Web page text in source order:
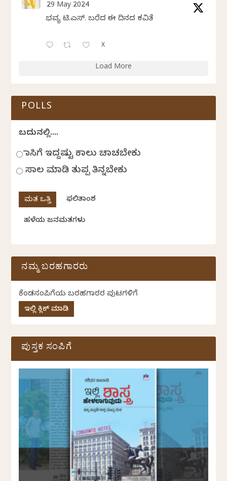
29 May 2024
ಭವ್ಯ ಟಿ.ಎಸ್. ಬರೆದ ಈ ದಿನದ ಕವಿತೆ
X
Load More
POLLS
ಬದುಕಿನಲ್ಲಿ....
ಹಾಸಿಗೆ ಇದ್ದಷ್ಟು ಕಾಲು ಚಾಚಬೇಕು
ಸಾಲ ಮಾಡಿ ತುಪ್ಪ ತಿನ್ನಬೇಕು
ಫಲಿತಾಂಶ
ಹಳೆಯ ಜನಮತಗಳು
ನಮ್ಮ ಬರಹಗಾರರು
ಕೆಂಡಸಂಪಿಗೆಯ ಬರಹಗಾರರ ಪುಟಗಳಿಗೆ
ಇಲ್ಲಿ ಕ್ಲಿಕ್ ಮಾಡಿ
ಪುಸ್ತಕ ಸಂಪಿಗೆ